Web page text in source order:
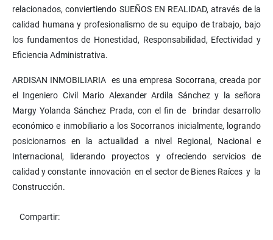
relacionados, conviertiendo SUEÑOS EN REALIDAD, através de la
calidad humana y profesionalismo de su equipo de trabajo, bajo
los fundamentos de Honestidad, Responsabilidad, Efectividad y
Eficiencia Administrativa.
ARDISAN INMOBILIARIA es una empresa Socorrana, creada por
el Ingeniero Civil Mario Alexander Ardila Sánchez y la señora
Margy Yolanda Sánchez Prada, con el fin de brindar desarrollo
económico e inmobiliario a los Socorranos inicialmente, logrando
posicionarnos en la actualidad a nivel Regional, Nacional e
Internacional, liderando proyectos y ofreciendo servicios de
calidad y constante innovación en el sector de Bienes Raíces y la
Construcción.
Compartir: